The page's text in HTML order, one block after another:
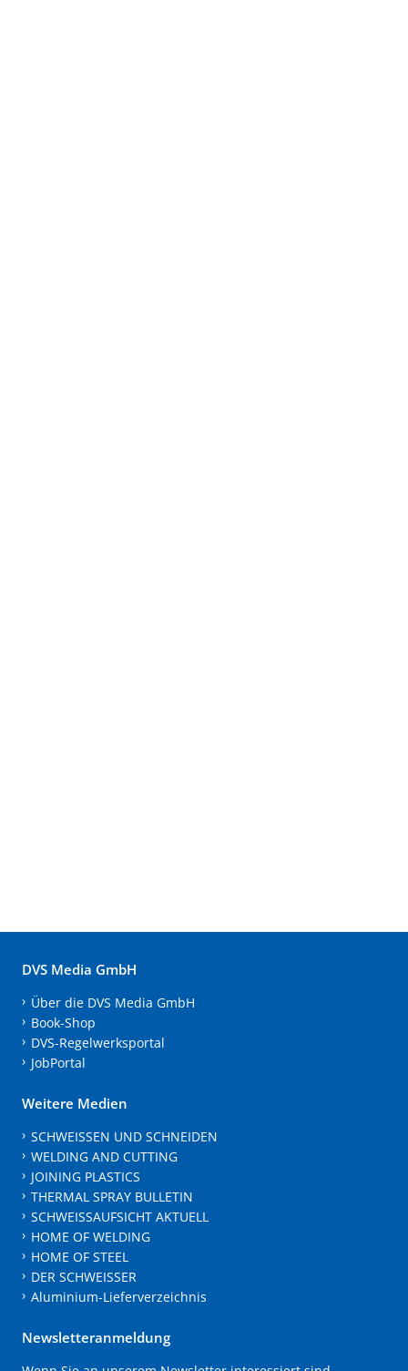
DVS Media GmbH
Über die DVS Media GmbH
Book-Shop
DVS-Regelwerksportal
JobPortal
Weitere Medien
SCHWEISSEN UND SCHNEIDEN
WELDING AND CUTTING
JOINING PLASTICS
THERMAL SPRAY BULLETIN
SCHWEISSAUFSICHT AKTUELL
HOME OF WELDING
HOME OF STEEL
DER SCHWEISSER
Aluminium-Lieferverzeichnis
Newsletteranmeldung